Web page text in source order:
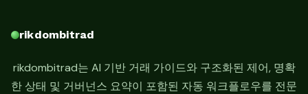
rikdombitrad
rikdombitrad는 AI 기반 거래 가이드와 구조화된 제어, 명확
한 상태 및 거버넌스 요약이 포함된 자동 워크플로우를 전문